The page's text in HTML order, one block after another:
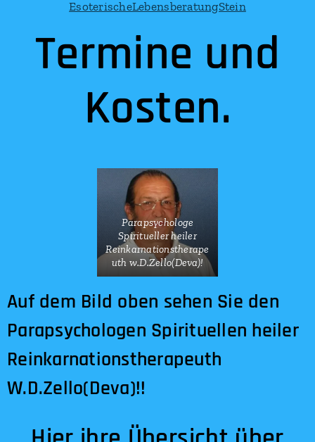
Termine und
Kosten.
Parapsychologe
Spiritueller heiler
Reinkarnationstherape
uth w.D.Zello(Deva)!
Auf dem Bild oben sehen Sie den
Parapsychologen Spirituellen heiler
Reinkarnationstherapeuth
W.D.Zello(Deva)!!